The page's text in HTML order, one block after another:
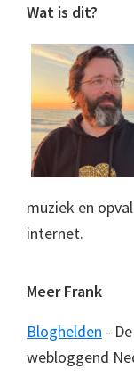
Footer
Wat is dit?
muziek en
internet.
Meer Frank
Bloghelden -
webloggend